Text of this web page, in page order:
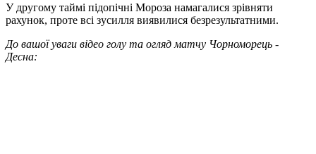
У другому таймі підопічні Мороза намагалися зрівняти
рахунок, проте всі зусилля виявилися безрезультатними.
До вашої уваги відео голу та огляд матчу Чорноморець -
Десна: